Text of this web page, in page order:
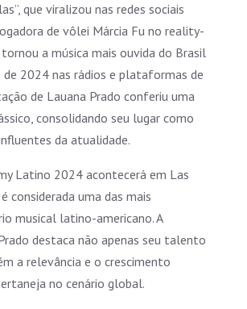
que viralizou nas redes sociais
de vôlei Márcia Fu no reality-
a música mais ouvida do Brasil
2024 nas rádios e plataformas de
de Lauana Prado conferiu uma
consolidando seu lugar como
da atualidade.
Latino 2024 acontecerá em Las
considerada uma das mais
musical latino-americano. A
destaca não apenas seu talento
a relevância e o crescimento
no cenário global.